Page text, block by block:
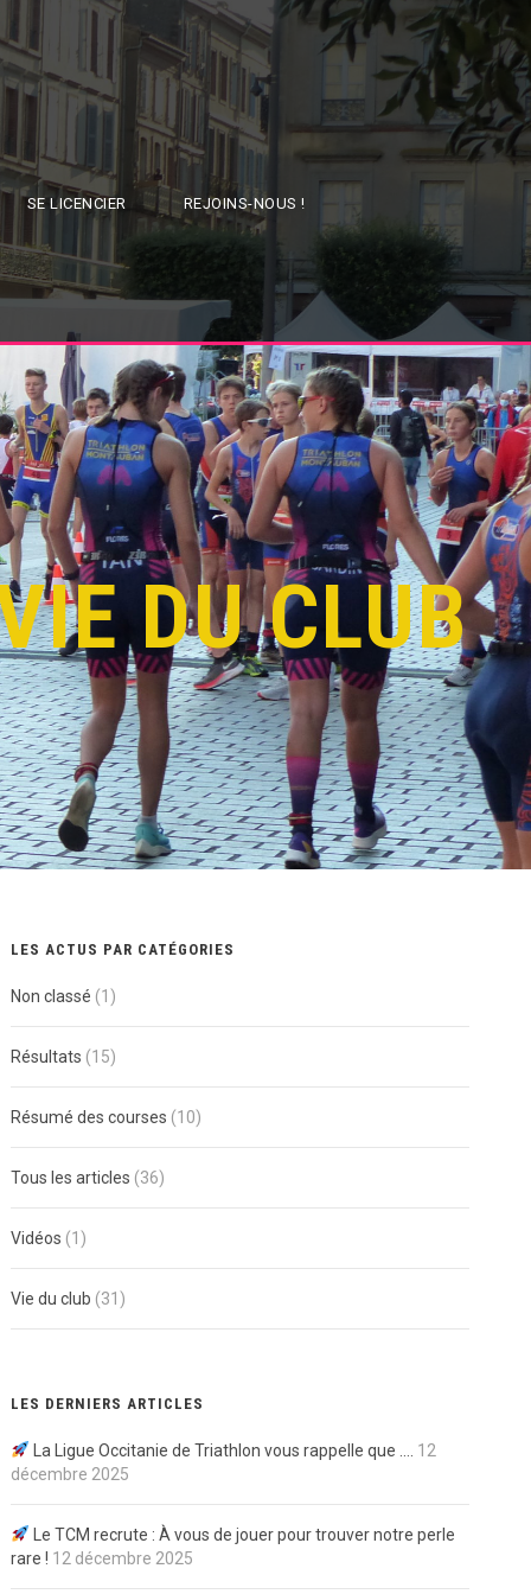
SE LICENCIER REJOINS-NOUS !
DU CLUB
LES ACTUS PAR CATÉGORIES
Non classé (1)
Résultats (15)
Résumé des courses (10)
Tous les articles (36)
Vidéos (1)
Vie du club (31)
LES DERNIERS ARTICLES
La Ligue Occitanie de Triathlon vous rappelle que ….
12
décembre 2025
Le TCM recrute : À vous de jouer pour trouver notre perle
rare ! 12 décembre 2025